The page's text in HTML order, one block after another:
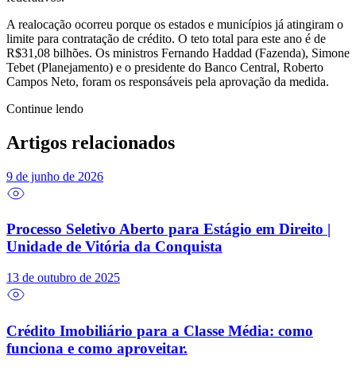
A realocação ocorreu porque os estados e municípios já atingiram o
limite para contratação de crédito. O teto total para este ano é de
R$31,08 bilhões. Os ministros Fernando Haddad (Fazenda), Simone
Tebet (Planejamento) e o presidente do Banco Central, Roberto
Campos Neto, foram os responsáveis pela aprovação da medida.
Continue lendo
Artigos relacionados
9 de junho de 2026
Processo Seletivo Aberto para Estágio em Direito |
Unidade de Vitória da Conquista
13 de outubro de 2025
Crédito Imobiliário para a Classe Média: como
funciona e como aproveitar.